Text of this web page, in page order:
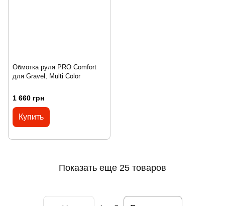
Обмотка руля PRO Comfort
для Gravel, Multi Color
1 660 грн
Купить
Показать еще 25 товаров